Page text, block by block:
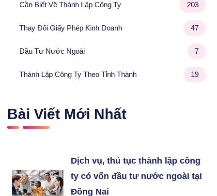
Cần Biết Về Thành Lập Công Ty 203
Thay Đổi Giấy Phép Kinh Doanh 47
Đầu Tư Nước Ngoài 7
Thành Lập Công Ty Theo Tỉnh Thành 19
Bài Viết Mới Nhất
Dịch vụ, thủ tục thành lập công
ty có vốn đầu tư nước ngoài tại
Đồng Nai